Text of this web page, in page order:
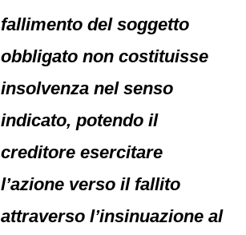
fallimento del soggetto
obbligato non costituisse
insolvenza nel senso
indicato, potendo il
creditore esercitare
l’azione verso il fallito
attraverso l’insinuazione al